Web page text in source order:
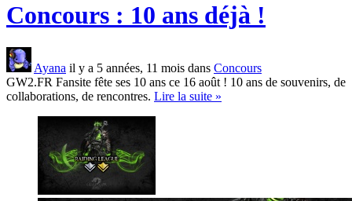
Concours : 10 ans déjà !
Ayana il y a 5 années, 11 mois dans Concours
GW2.FR Fansite fête ses 10 ans ce 16 août ! 10 ans de souvenirs, de
collaborations, de rencontres. Lire la suite »